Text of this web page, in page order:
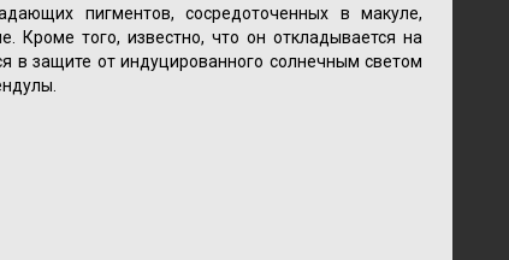
пигментов, сосредоточенных в макуле,
Кроме того, известно, что он откладывается на
в защите от индуцированного солнечным светом